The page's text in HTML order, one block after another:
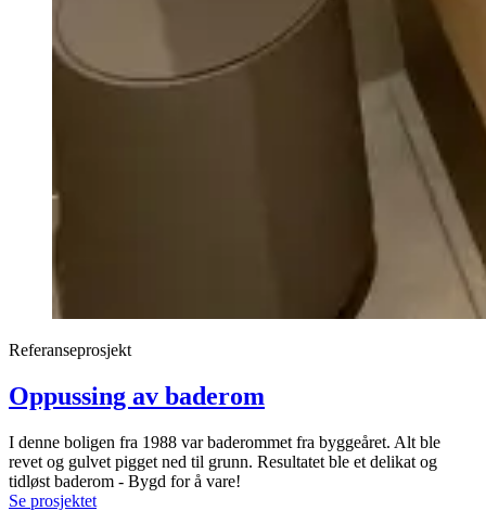
Referanseprosjekt
Oppussing av baderom
I denne boligen fra 1988 var baderommet fra byggeåret. Alt ble
revet og gulvet pigget ned til grunn. Resultatet ble et delikat og
tidløst baderom - Bygd for å vare!
Se prosjektet